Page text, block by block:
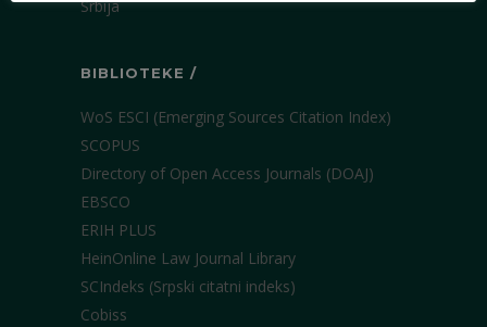
Srbija
BIBLIOTEKE /
WoS ESCI (Emerging Sources Citation Index)
SCOPUS
Directory of Open Access Journals (DOAJ)
EBSCO
ERIH PLUS
HeinOnline Law Journal Library
SCIndeks (Srpski citatni indeks)
Cobiss